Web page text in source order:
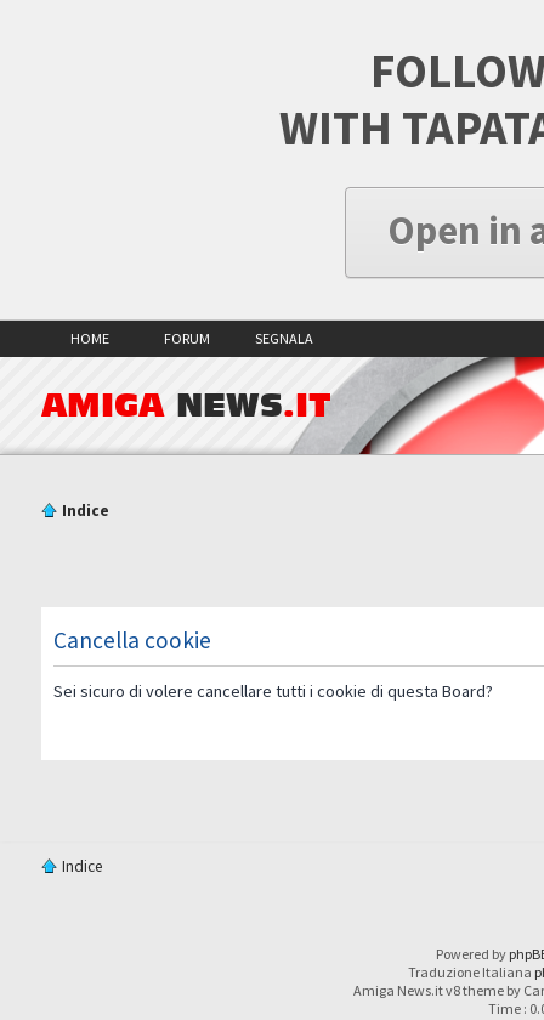
WITH
Open in
HOME FORUM SEGNALA
AMIGA NEWS.IT
Indice
Cancella cookie
Sei sicuro di volere cancellare tutti i cookie di questa Board?
Indice
Powered by
Traduzione Italiana
Amiga News.it v8 theme by
Time :